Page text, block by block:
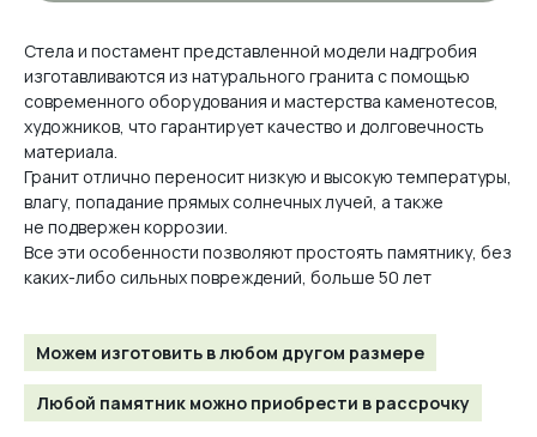
Стела и постамент представленной модели надгробия
изготавливаются из натурального гранита с помощью
современного оборудования и мастерства каменотесов,
художников, что гарантирует качество и долговечность
материала.
Гранит отлично переносит низкую и высокую температуры,
влагу, попадание прямых солнечных лучей, а также
не подвержен коррозии.
Все эти особенности позволяют простоять памятнику, без
каких-либо сильных повреждений, больше 50 лет
Можем изготовить в любом другом размере
Любой памятник можно приобрести в рассрочку